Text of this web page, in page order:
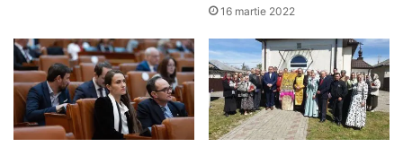
16 martie 2022